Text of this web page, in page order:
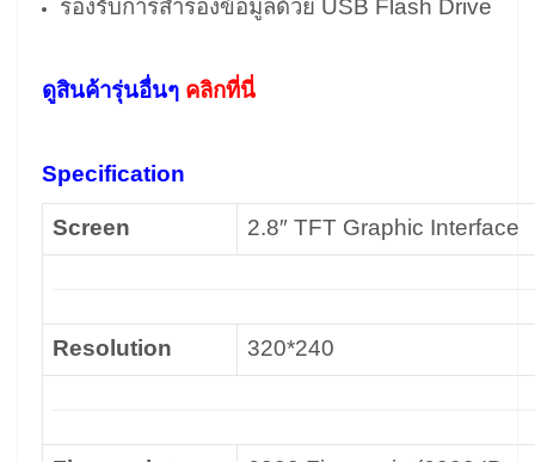
รองรับการสำรองข้อมูลด้วย USB Flash Drive
ดูสินค้ารุ่นอื่นๆ คลิกที่นี่
Specification
Screen 2.8″ TFT Graphic Interface
Resolution 320*240